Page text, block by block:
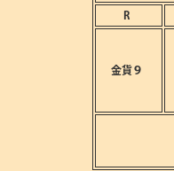
R
金貨９